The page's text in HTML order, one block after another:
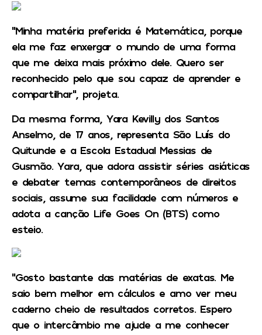
“Minha matéria preferida é Matemática, porque
ela me faz enxergar o mundo de uma forma
que me deixa mais próximo dele. Quero ser
reconhecido pelo que sou capaz de aprender e
compartilhar”, projeta.
Da mesma forma, Yara Kevilly dos Santos
Anselmo, de 17 anos, representa São Luís do
Quitunde e a Escola Estadual Messias de
Gusmão. Yara, que adora assistir séries asiáticas
e debater temas contemporâneos de direitos
sociais, assume sua facilidade com números e
adota a canção Life Goes On (BTS) como
esteio.
“Gosto bastante das matérias de exatas. Me
saio bem melhor em cálculos e amo ver meu
caderno cheio de resultados corretos. Espero
que o intercâmbio me ajude a me conhecer